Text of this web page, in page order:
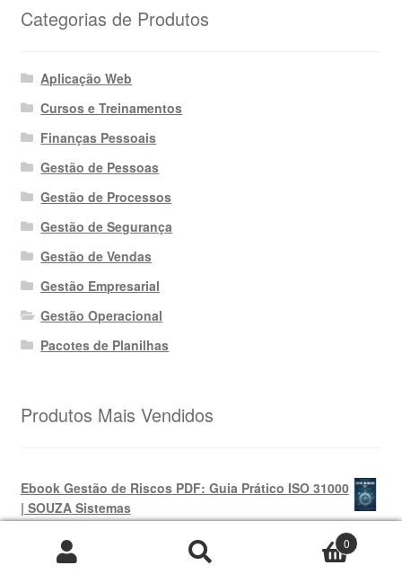
Categorias de Produtos
Aplicação Web
Cursos e Treinamentos
Finanças Pessoais
Gestão de Pessoas
Gestão de Processos
Gestão de Segurança
Gestão de Vendas
Gestão Empresarial
Gestão Operacional
Pacotes de Planilhas
Produtos Mais Vendidos
Ebook Gestão de Riscos PDF: Guia Prático ISO 31000
| SOUZA Sistemas
Avaliação
de 5
69,99O
preço
R$
Pesquisar
Pesquisar
0